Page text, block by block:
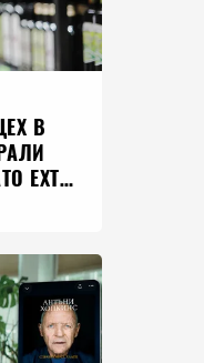
В
EXTRA